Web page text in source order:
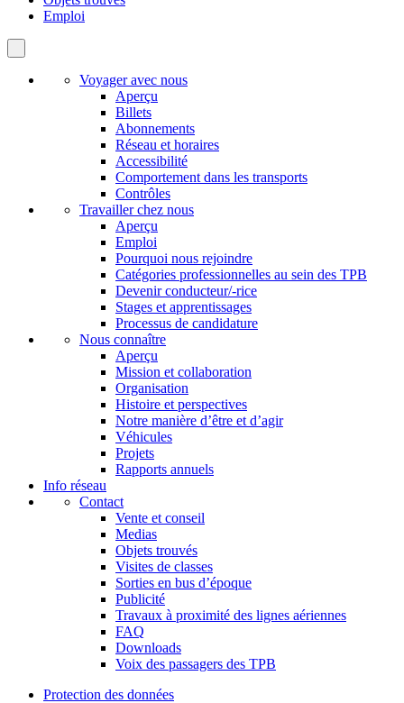
Emploi
Voyager avec nous
Aperçu
Billets
Abonnements
Réseau et horaires
Accessibilité
Comportement dans les transports
Contrôles
Travailler chez nous
Aperçu
Emploi
Pourquoi nous rejoindre
Catégories professionnelles au sein des TPB
Devenir conducteur/-rice
Stages et apprentissages
Processus de candidature
Nous connaître
Aperçu
Mission et collaboration
Organisation
Histoire et perspectives
Notre manière d’être et d’agir
Véhicules
Projets
Rapports annuels
Info réseau
Contact
Vente et conseil
Medias
Objets trouvés
Visites de classes
Sorties en bus d’époque
Publicité
Travaux à proximité des lignes aériennes
FAQ
Downloads
Voix des passagers des TPB
Protection des données